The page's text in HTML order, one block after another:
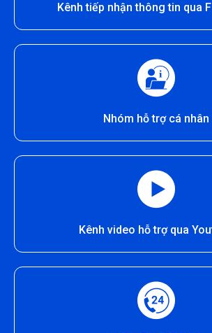
Kênh tiếp nhận thông tin qua
Nhóm hỗ trợ cá nhân
Kênh video hỗ trợ qua